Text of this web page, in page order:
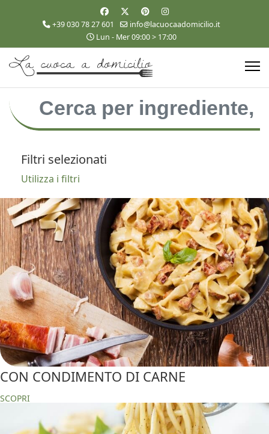
+39 030 78 27 601
info@lacuocaadomicilio.it
Lun - Mer 09:00 > 17:00
Filtri selezionati
Utilizza i filtri
CON CONDIMENTO DI CARNE
SCOPRI